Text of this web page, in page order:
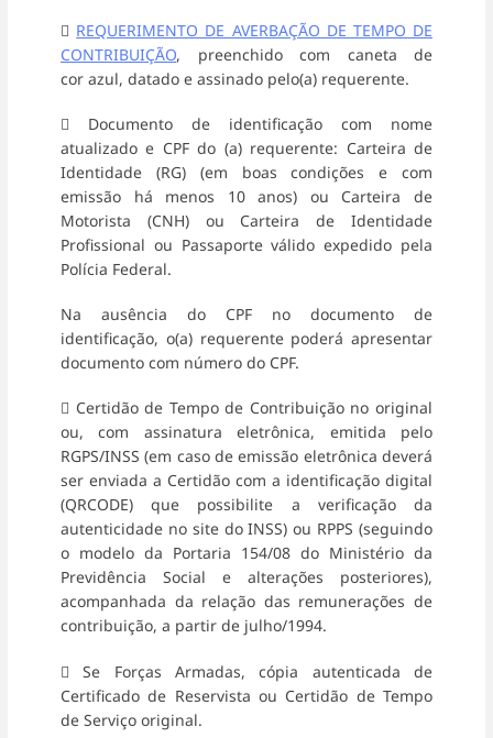
 REQUERIMENTO DE AVERBAÇÃO DE TEMPO DE
CONTRIBUIÇÃO, preenchido com caneta de
cor azul, datado e assinado pelo(a) requerente.
 Documento de identificação com nome
atualizado e CPF do (a) requerente: Carteira de
Identidade (RG) (em boas condições e com
emissão há menos 10 anos) ou Carteira de
Motorista (CNH) ou Carteira de Identidade
Profissional ou Passaporte válido expedido pela
Polícia Federal.
Na ausência do CPF no documento de
identificação, o(a) requerente poderá apresentar
documento com número do CPF.
 Certidão de Tempo de Contribuição no original
ou, com assinatura eletrônica, emitida pelo
RGPS/INSS (em caso de emissão eletrônica deverá
ser enviada a Certidão com a identificação digital
(QRCODE) que possibilite a verificação da
autenticidade no site do INSS) ou RPPS (seguindo
o modelo da Portaria 154/08 do Ministério da
Previdência Social e alterações posteriores),
acompanhada da relação das remunerações de
contribuição, a partir de julho/1994.
 Se Forças Armadas, cópia autenticada de
Certificado de Reservista ou Certidão de Tempo
de Serviço original.